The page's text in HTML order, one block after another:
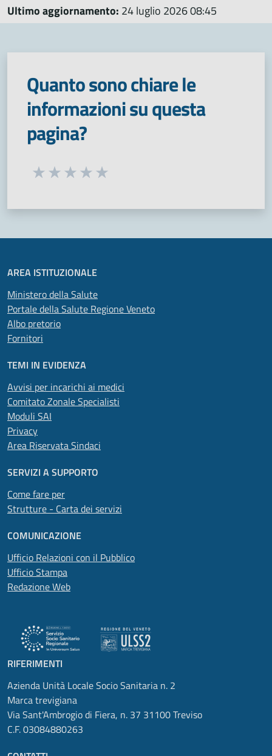
Ultimo aggiornamento: 24 luglio 2026 08:45
Quanto sono chiare le
informazioni su questa
pagina?
Seleziona una valutazione da 1 a 5 stelle
AREA ISTITUZIONALE
Ministero della Salute
Portale della Salute Regione Veneto
Albo pretorio
Fornitori
TEMI IN EVIDENZA
Avvisi per incarichi ai medici
Comitato Zonale Specialisti
Moduli SAI
Privacy
Area Riservata Sindaci
SERVIZI A SUPPORTO
Come fare per
Strutture - Carta dei servizi
COMUNICAZIONE
Ufficio Relazioni con il Pubblico
Ufficio Stampa
Redazione Web
RIFERIMENTI
Azienda Unità Locale Socio Sanitaria n. 2
Marca trevigiana
Via Sant'Ambrogio di Fiera, n. 37 31100 Treviso
C.F. 03084880263